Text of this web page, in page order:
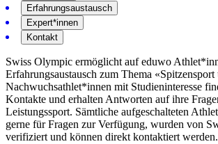
Erfahrungsaustausch
Expert*innen
Kontakt
Swiss Olympic ermöglicht auf eduwo
Erfahrungsaustausch zum Thema
Nachwuchsathlet*innen mit Studieninteresse
Kontakte und erhalten Antworten auf ihre
Leistungssport. Sämtliche aufgeschalteten
gerne für Fragen zur Verfügung, wurden von
verifiziert und können direkt kontaktiert werden.